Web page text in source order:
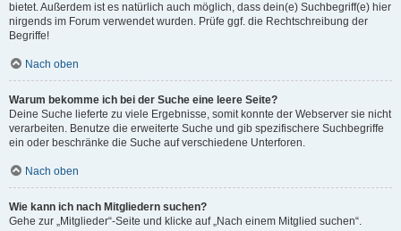
bietet. Außerdem ist es natürlich auch möglich, dass dein(e) Suchbegriff(e) hier
nirgends im Forum verwendet wurden. Prüfe ggf. die Rechtschreibung der
Begriffe!
Nach oben
Warum bekomme ich bei der Suche eine leere Seite?
Deine Suche lieferte zu viele Ergebnisse, somit konnte der Webserver sie nicht
verarbeiten. Benutze die erweiterte Suche und gib spezifischere Suchbegriffe
ein oder beschränke die Suche auf verschiedene Unterforen.
Nach oben
Wie kann ich nach Mitgliedern suchen?
Gehe zur „Mitglieder“-Seite und klicke auf „Nach einem Mitglied suchen“.